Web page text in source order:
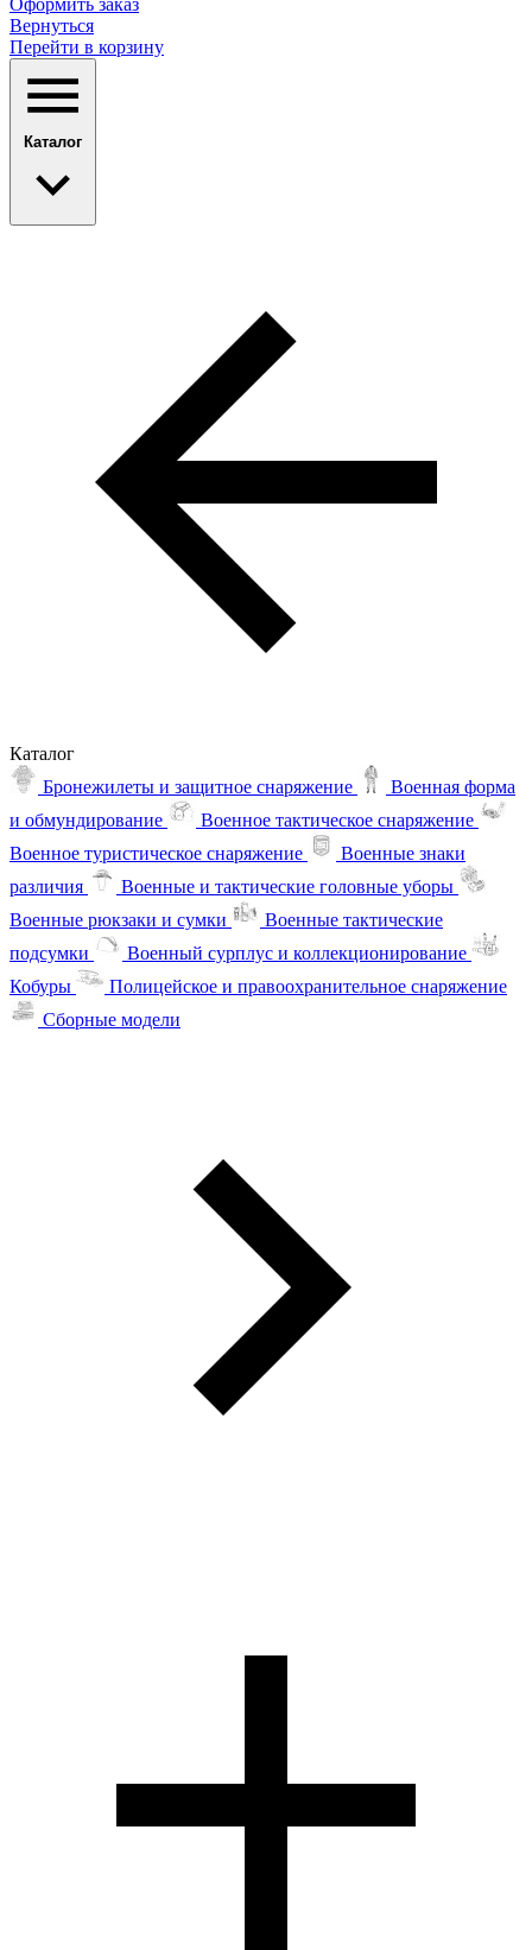
Оформить заказ
Вернуться
Перейти в корзину
Каталог
Каталог
Бронежилеты и защитное снаряжение
Военная форма
и обмундирование
Военное тактическое снаряжение
Военное туристическое снаряжение
Военные знаки
различия
Военные и тактические головные уборы
Военные рюкзаки и сумки
Военные тактические
подсумки
Военный сурплус и коллекционирование
Кобуры
Полицейское и правоохранительное снаряжение
Сборные модели